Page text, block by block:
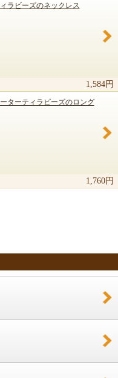
ラビーズのネックレス
1,584円
ターティラビーズのロング
1,760円